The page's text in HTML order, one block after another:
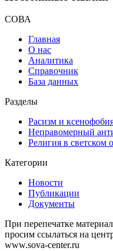
СОВА
Главная
О нас
Аналитика
Справочник
База данных
Разделы
Расизм и
Неправомерный
Религия в светском
Категории
Новости
Публикации
Документы
При перепечатке
просим ссылаться на
www.sova-center.ru